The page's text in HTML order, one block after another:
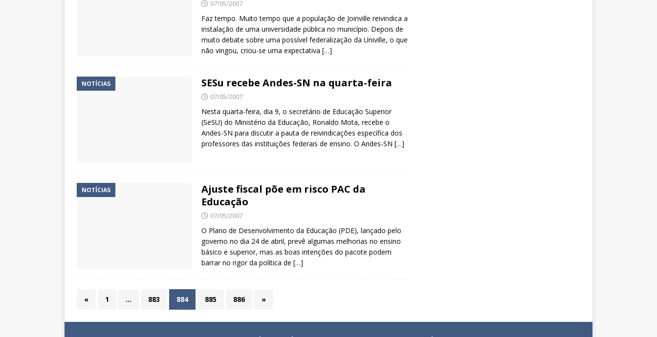
07/05/2007
Faz tempo. Muito tempo que a população de Joinville reivindica a
instalação de uma universidade pública no município. Depois de
muito debate sobre uma possível federalização da Univille, o que
não vingou, criou-se uma expectativa […]
NOTÍCIAS SESu recebe Andes-SN na quarta-feira
07/05/2007
Nesta quarta-feira, dia 9, o secretário de Educação Superior
(SeSU) do Ministério da Educação, Ronaldo Mota, recebe o
Andes-SN para discutir a pauta de reivindicações específica dos
professores das instituições federais de ensino. O Andes-SN […]
NOTÍCIAS
Ajuste fiscal põe em risco PAC da
Educação
07/05/2007
O Plano de Desenvolvimento da Educação (PDE), lançado pelo
governo no dia 24 de abril, prevê algumas melhorias no ensino
básico e superior, mas as boas intenções do pacote podem
barrar no rigor da política de […]
« 1 … 883 884 885 886 »